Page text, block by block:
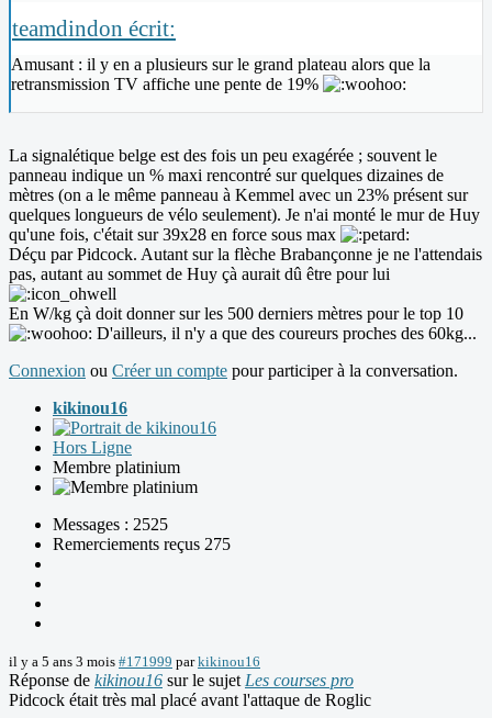
teamdindon écrit:
Amusant : il y en a plusieurs sur le grand plateau alors que la
retransmission TV affiche une pente de 19%
La signalétique belge est des fois un peu exagérée ; souvent le
panneau indique un % maxi rencontré sur quelques dizaines de
mètres (on a le même panneau à Kemmel avec un 23% présent sur
quelques longueurs de vélo seulement). Je n'ai monté le mur de Huy
qu'une fois, c'était sur 39x28 en force sous max
Déçu par Pidcock. Autant sur la flèche Brabançonne je ne l'attendais
pas, autant au sommet de Huy çà aurait dû être pour lui
En W/kg çà doit donner sur les 500 derniers mètres pour le top 10
D'ailleurs, il n'y a que des coureurs proches des 60kg...
Connexion ou Créer un compte pour participer à la conversation.
kikinou16
Hors Ligne
Membre platinium
Messages : 2525
Remerciements reçus 275
il y a 5 ans 3 mois #171999 parkikinou16
Réponse de kikinou16 sur le sujet Les courses pro
Pidcock était très mal placé avant l'attaque de Roglic